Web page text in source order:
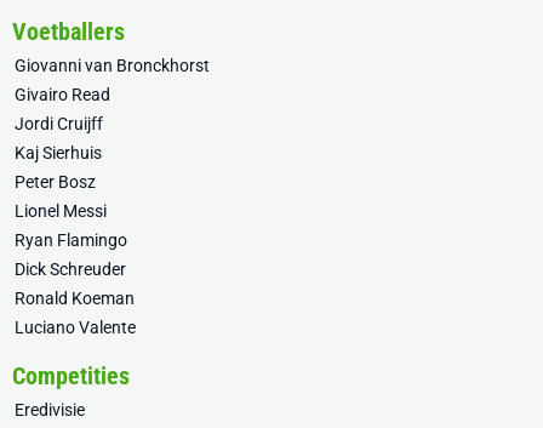
Voetballers
Giovanni van Bronckhorst
Givairo Read
Jordi Cruijff
Kaj Sierhuis
Peter Bosz
Lionel Messi
Ryan Flamingo
Dick Schreuder
Ronald Koeman
Luciano Valente
Competities
Eredivisie